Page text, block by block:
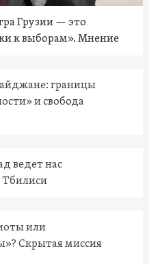
Грузии — это
к выборам». Мнение
границы
и свобода
ведет нас
Тбилиси
или
Скрытая миссия